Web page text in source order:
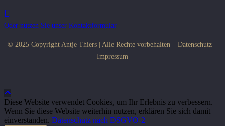
Oder nutzen Sie unser Kontaktformular
© 2025 Copyright Antje Thiers | Alle Rechte vorbehalten | Datenschutz –
Impressum
Diese Website verwendet Cookies, um Ihr Erlebnis zu verbessern.
Wenn Sie diese Website weiterhin nutzen, erklären Sie sich damit
einverstanden. Datenschutz nach DSGVO-2